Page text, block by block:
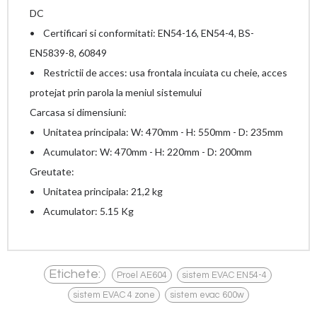
DC
• Certificari si conformitati: EN54-16, EN54-4, BS-
EN5839-8, 60849
• Restrictii de acces: usa frontala incuiata cu cheie, acces
protejat prin parola la meniul sistemului
Carcasa si dimensiuni:
• Unitatea principala: W: 470mm - H: 550mm - D: 235mm
• Acumulator: W: 470mm - H: 220mm - D: 200mm
Greutate:
• Unitatea principala: 21,2 kg
• Acumulator: 5.15 Kg
Etichete: Proel AE604 , sistem EVAC EN54-4 ,
sistem EVAC 4 zone sistem evac 600w